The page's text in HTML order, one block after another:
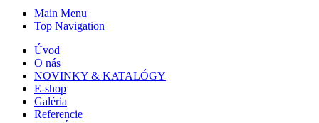
Main Menu
Top Navigation
Úvod
O nás
NOVINKY & KATALÓGY
E-shop
Galéria
Referencie